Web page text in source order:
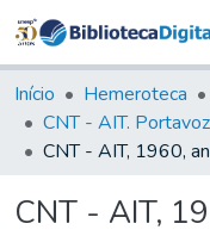
Início Hemeroteca
CNT - AIT,